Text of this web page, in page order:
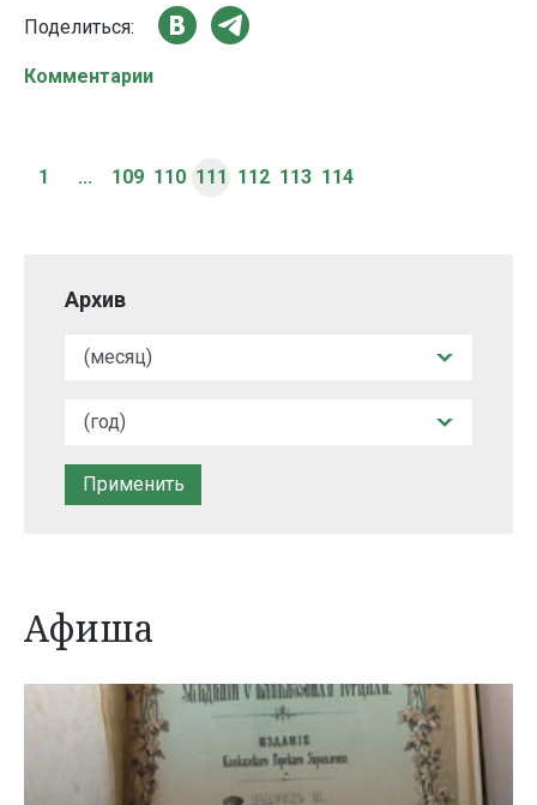
Поделиться:
Комментарии
1 ... 109 110 111 112 113 114
Архив
Афиша